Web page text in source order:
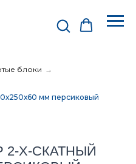
блоки →
мм персиковый
СКАТНЫЙ